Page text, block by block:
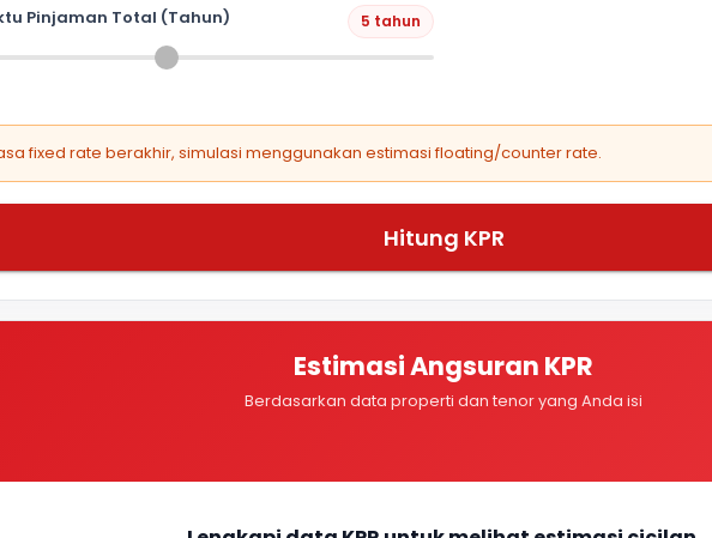
Pinjaman Total (Tahun) 5 tahun
fixed rate berakhir, simulasi menggunakan estimasi floating/counter rate.
Hitung KPR
Estimasi Angsuran KPR
Berdasarkan data properti dan tenor yang Anda isi